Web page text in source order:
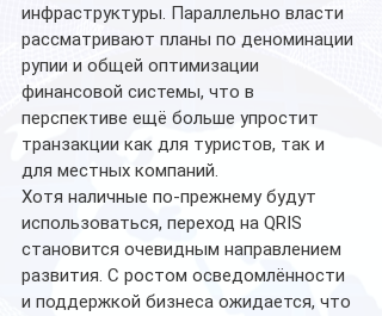
инфраструктуры. Параллельно власти
рассматривают планы по деноминации
рупии и общей оптимизации
финансовой системы, что в
перспективе ещё больше упростит
транзакции как для туристов, так и
для местных компаний.
Хотя наличные по-прежнему будут
использоваться, переход на QRIS
становится очевидным направлением
развития. С ростом осведомлённости
и поддержкой бизнеса ожидается, что